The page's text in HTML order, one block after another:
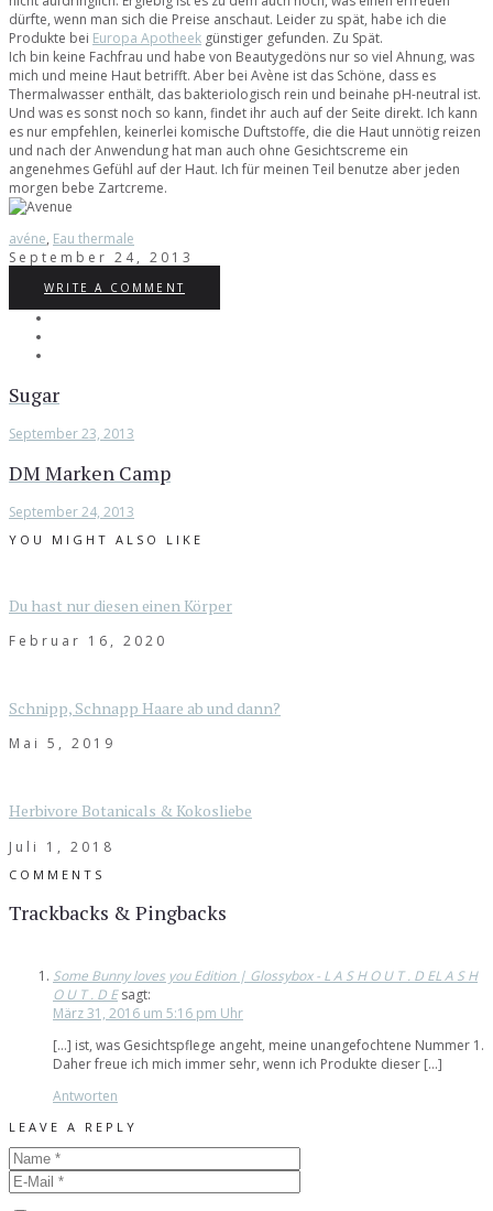
dürfte, wenn man sich die Preise anschaut. Leider zu spät, habe ich die
Produkte bei Europa Apotheek günstiger gefunden. Zu Spät.
Ich bin keine Fachfrau und habe von Beautygedöns nur so viel Ahnung, was
mich und meine Haut betrifft. Aber bei Avène ist das Schöne, dass es
Thermalwasser enthält, das bakteriologisch rein und beinahe pH-neutral ist.
Und was es sonst noch so kann, findet ihr auch auf der Seite direkt. Ich kann
es nur empfehlen, keinerlei komische Duftstoffe, die die Haut unnötig reizen
und nach der Anwendung hat man auch ohne Gesichtscreme ein
angenehmes Gefühl auf der Haut. Ich für meinen Teil benutze aber jeden
morgen bebe Zartcreme.
avéne, Eau thermale
September 24, 2013
WRITE A COMMENT
Sugar
September 23, 2013
DM Marken Camp
September 24, 2013
YOU MIGHT ALSO LIKE
Du hast nur diesen einen Körper
Februar 16, 2020
Schnipp, Schnapp Haare ab und dann?
Mai 5, 2019
Herbivore Botanicals & Kokosliebe
Juli 1, 2018
COMMENTS
Trackbacks & Pingbacks
Some Bunny loves you Edition | Glossybox - L A S H O U T . D EL A S H
O U T . D E sagt:
März 31, 2016 um 5:16 pm Uhr
[…] ist, was Gesichtspflege angeht, meine unangefochtene Nummer 1.
Daher freue ich mich immer sehr, wenn ich Produkte dieser […]
Antworten
LEAVE A REPLY